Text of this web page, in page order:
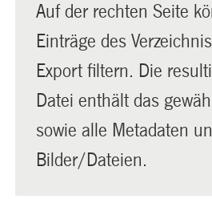
Auf der rechten Seite
Einträge des
Export filtern. Die
Datei enthält das
sowie alle Metadaten
Bilder/Dateien.